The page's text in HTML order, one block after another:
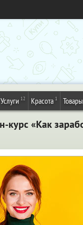
Услуги 12 Красота 1 Товары
курс «Как